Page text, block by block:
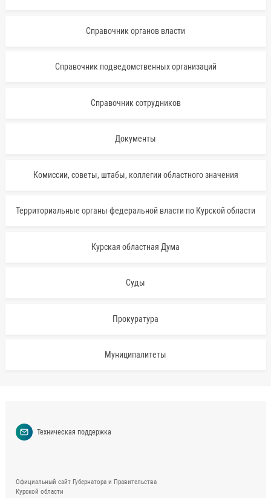
Справочник органов власти
Справочник подведомственных организаций
Справочник сотрудников
Документы
Комиссии, советы, штабы, коллегии областного значения
Территориальные органы федеральной власти по Курской области
Курская областная Дума
Суды
Прокуратура
Муниципалитеты
Техническая поддержка
Официальный сайт Губернатора и Правительства
Курской области